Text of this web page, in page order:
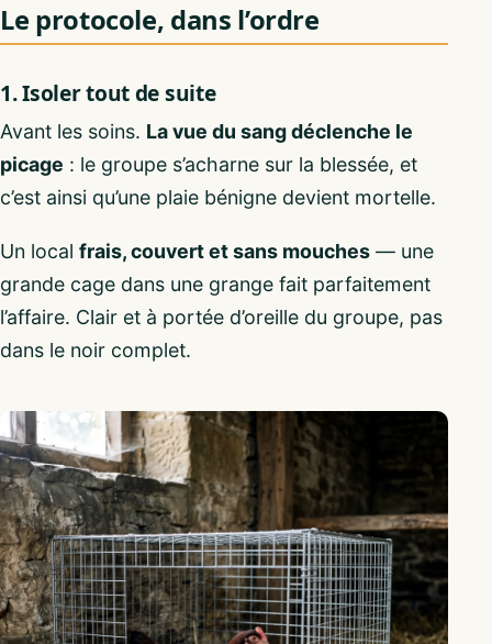
Le protocole, dans l’ordre
1. Isoler tout de suite
Avant les soins. La vue du sang déclenche le
picage : le groupe s’acharne sur la blessée, et
c’est ainsi qu’une plaie bénigne devient mortelle.
Un local frais, couvert et sans mouches — une
grande cage dans une grange fait parfaitement
l’affaire. Clair et à portée d’oreille du groupe, pas
dans le noir complet.